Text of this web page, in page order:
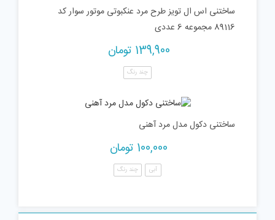
ساختنی اس ال تویز طرح مرد عنکبوتی موتور سوار کد
89116 مجموعه 6 عددی
139,900 تومان
چند رنگ
ساختنی دکول مدل مرد آهنی
100,000 تومان
آبی چند رنگ